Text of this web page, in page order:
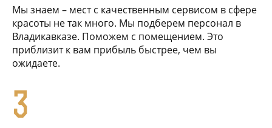
Мы знаем – мест с качественным сервисом в сфере
красоты не так много. Мы подберем персонал в
Владикавказе. Поможем с помещением. Это
приблизит к вам прибыль быстрее, чем вы
ожидаете.
3